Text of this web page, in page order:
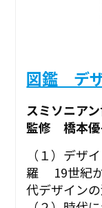
図鑑 デ
スミソニア
監修 橋本優
（１）デザ
羅 19世紀か
代デザイン